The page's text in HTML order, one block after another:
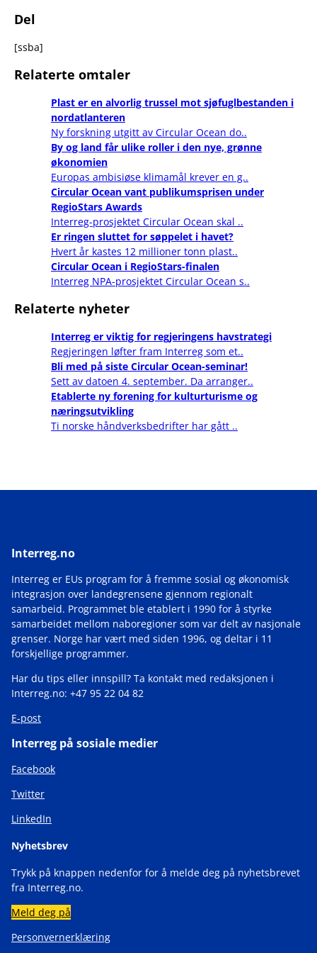
Del
[ssba]
Relaterte omtaler
Plast er en alvorlig trussel mot sjøfuglbestanden i
nordatlanteren
Ny forskning utgitt av Circular Ocean do..
By og land får ulike roller i den nye, grønne
økonomien
Europas ambisiøse klimamål krever en g..
Circular Ocean vant publikumsprisen under
RegioStars Awards
Interreg-prosjektet Circular Ocean skal ..
Er ringen sluttet for søppelet i havet?
Hvert år kastes 12 millioner tonn plast..
Circular Ocean i RegioStars-finalen
Interreg NPA-prosjektet Circular Ocean s..
Relaterte nyheter
Interreg er viktig for regjeringens havstrategi
Regjeringen løfter fram Interreg som et..
Bli med på siste Circular Ocean-seminar!
Sett av datoen 4. september. Da arranger..
Etablerte ny forening for kulturturisme og
næringsutvikling
Ti norske håndverksbedrifter har gått ..
Interreg.no
Interreg er EUs program for å fremme sosial og økonomisk
integrasjon over landegrensene gjennom regionalt
samarbeid. Programmet ble etablert i 1990 for å styrke
samarbeidet mellom naboregioner som var delt av nasjonale
grenser. Norge har vært med siden 1996, og deltar i 11
forskjellige programmer.
Har du tips eller innspill? Ta kontakt med redaksjonen i
Interreg.no: +47 95 22 04 82
E-post
Interreg på sosiale medier
Facebook
Twitter
LinkedIn
Nyhetsbrev
Trykk på knappen nedenfor for å melde deg på nyhetsbrevet
fra Interreg.no.
Meld deg på
Personvernerklæring